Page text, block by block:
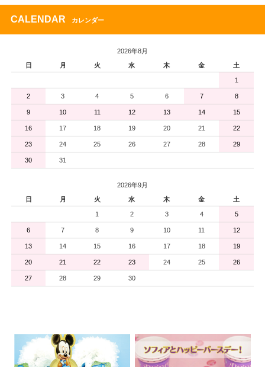
CALENDAR カレンダー
2026年8月
日
月 火 水 木 金 土
1
2 3 4 5 6 7 8
9 10 11 12 13 14 15
16 17 18 19 20 21 22
23 24 25 26 27 28 29
30 31
2026年9月
日
月 火 水 木 金 土
1 2 3 4 5
6 7 8 9 10 11 12
13 14 15 16 17 18 19
20 21 22 23 24 25 26
27 28 29 30